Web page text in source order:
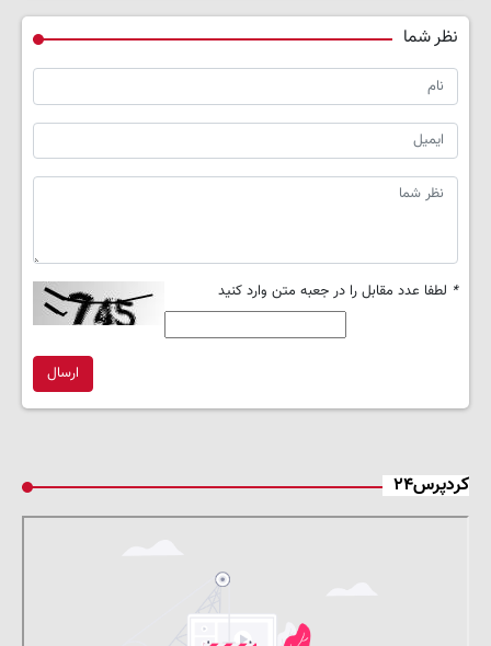
نظر شما
* لطفا عدد مقابل را در جعبه متن وارد کنید
ارسال
کردپرس۲۴